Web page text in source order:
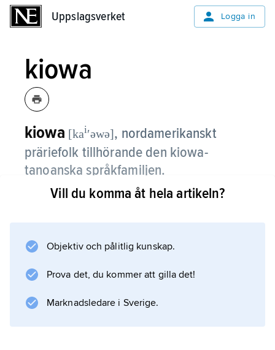
Uppslagsverket Logga in
kiowa
kiowa [kaiʹəwə], nordamerikanskt
präriefolk tillhörande den kiowa-
tanoanska språkfamiljen.
År 1790 allierade de sig med
samma områden på den södra prärien. Under
marker mot inkräktande amerikaner.
Litteraturanvisning
Vill du komma åt hela artikeln?
Objektiv och pålitlig kunskap.
Prova det, du kommer att gilla det!
Marknadsledare i Sverige.